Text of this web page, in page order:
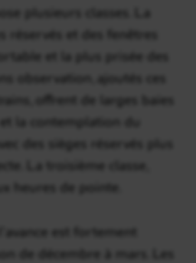
plusieurs classes. La
réservés et des fenêtres
et la plus prisée des
observation, ajoutés ces
offrent de larges baies
la contemplation du
des sièges réservés plus
La troisième classe,
heures de pointe.
est fortement
de décembre à mars. Les